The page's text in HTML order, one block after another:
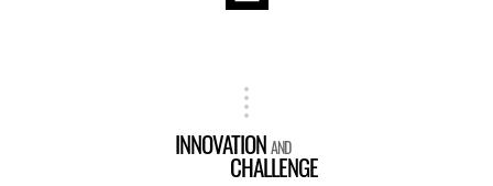
INNOVATIONAND
CHALLENGE